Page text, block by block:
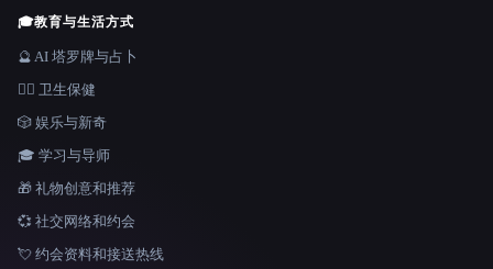
🎓教育与生活方式
🔮 AI 塔罗牌与占卜
👩‍⚕️ 卫生保健
🎲 娱乐与新奇
🎓 学习与导师
🎁 礼物创意和推荐
💞 社交网络和约会
💘 约会资料和接送热线